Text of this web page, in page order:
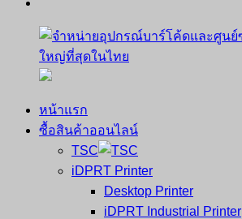
จำหน่าย
คอมพิวเตอร์
หน้าแรก
ซื้อสินค้าออนไลน์
TSC
iDPRT Printer
Desktop Printer
iDPRT Industrial Printer